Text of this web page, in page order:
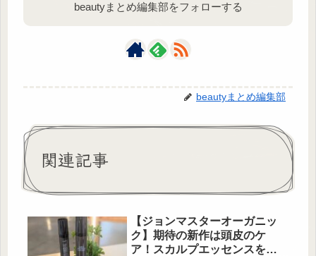
beautyまとめ編集部をフォローする
beautyまとめ編集部
関連記事
【ジョンマスターオーガニッ
ク】期待の新作は頭皮のケ
ア！スカルプエッセンスをレ